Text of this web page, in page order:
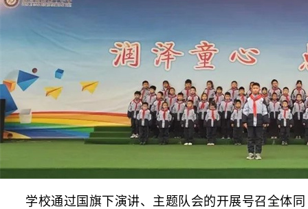
学校通过国旗下演讲、主题队会的开展号召全体同